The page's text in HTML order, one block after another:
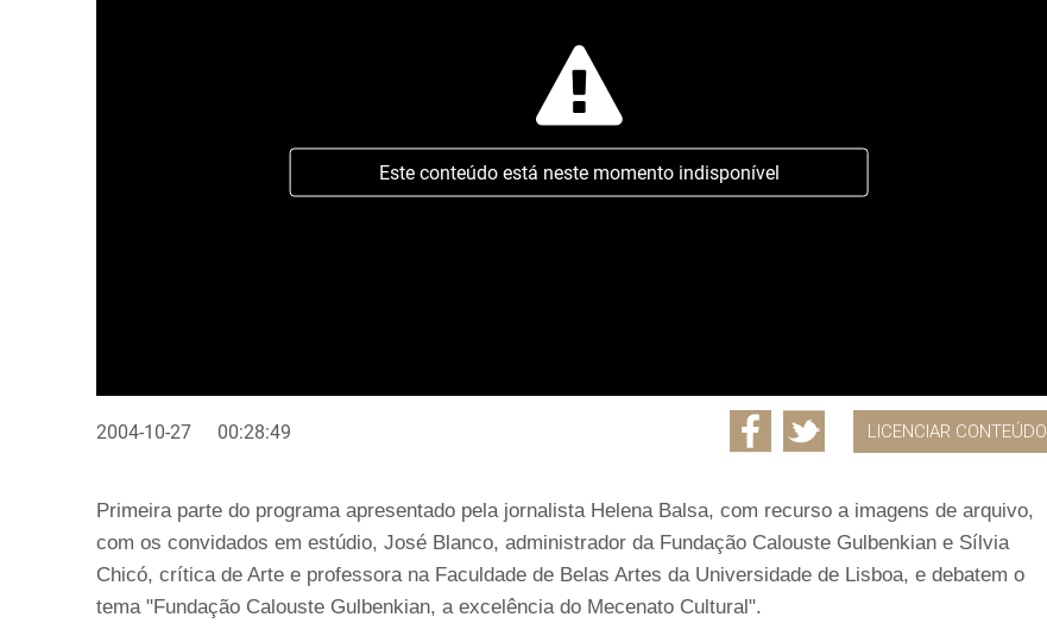
Este conteúdo está neste momento indisponível
2004-10-27 00:28:49 LICENCIAR CONTEÚDO
Primeira parte do programa apresentado pela jornalista Helena Balsa, com recurso a imagens de arquivo,
com os convidados em estúdio, José Blanco, administrador da Fundação Calouste Gulbenkian e Sílvia
Chicó, crítica de Arte e professora na Faculdade de Belas Artes da Universidade de Lisboa, e debatem o
tema "Fundação Calouste Gulbenkian, a excelência do Mecenato Cultural".